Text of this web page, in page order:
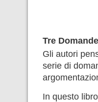
Tre
Gli autori
serie di
In questo